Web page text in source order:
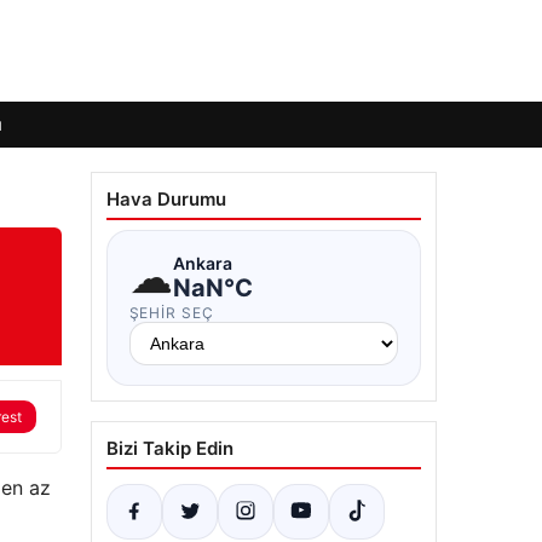
az
Hava Durumu
☁Ankara
NaN°C
ŞEHIR SEÇ
Bizi Takip Edin